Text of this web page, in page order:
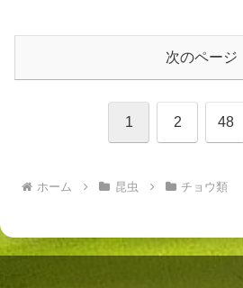
次のページ
1 2 48
ホーム 昆虫 チョウ類